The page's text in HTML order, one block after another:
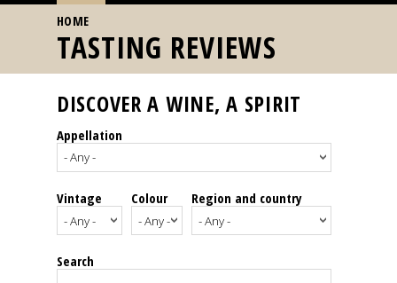
Home
Our
events
Spirits
Tasting
reviews
YOU ARE HERE
HOME
TASTING REVIEWS
DISCOVER A WINE, A SPIRIT
Appellation
Vintage Colour Region and country
Search